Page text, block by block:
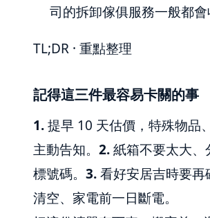
司的拆卸傢俱服務一般都會
TL;DR · 重點整理
記得這三件最容易卡關的事
1.提早 10 天估價，特殊物品
主動告知。 2.紙箱不要太大、
標號碼。 3.看好安居吉時要再
清空、家電前一日斷電。